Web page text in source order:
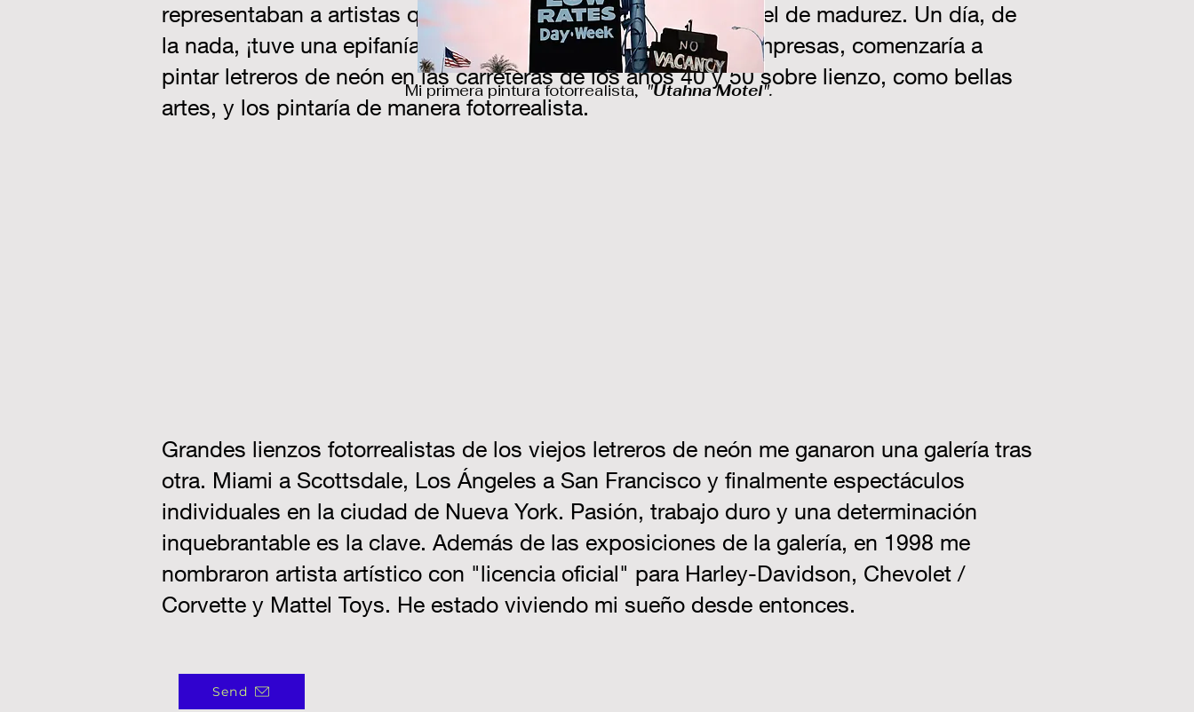
representaban a artistas que no hubieran encontrado ese nivel de madurez. Un día, de
la nada, ¡tuve una epifanía! En lugar de pintar letreros para empresas, comenzaría a
pintar letreros de neón en las carreteras de los años 40 y 50 sobre lienzo, como bellas
artes, y los pintaría de manera fotorrealista.
Grandes lienzos fotorrealistas de los viejos letreros de neón me ganaron una galería tras
otra. Miami a Scottsdale, Los Ángeles a San Francisco y finalmente espectáculos
individuales en la ciudad de Nueva York. Pasión, trabajo duro y una determinación
inquebrantable es la clave. Además de las exposiciones de la galería, en 1998 me
nombraron artista artístico con "licencia oficial" para Harley-Davidson, Chevolet /
Corvette y Mattel Toys. He estado viviendo mi sueño desde entonces.
Mi primera pintura fotorrealista, "Utahna Motel".
Send